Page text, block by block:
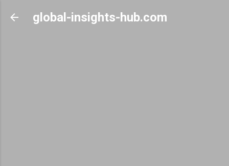
Skip to main content
global-insights-hub.com